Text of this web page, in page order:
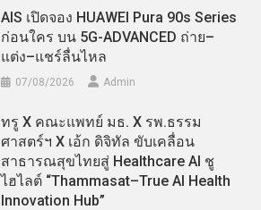
AIS เปิดจอง HUAWEI Pura 90s Series
ก่อนใคร บน 5G-ADVANCED ถ่าย–
แต่ง–แชร์ลื่นไหล
07/08/2026 Admin
ทรู X คณะแพทย์ มธ. X รพ.ธรรม
ศาสตร์ฯ X เอ้ก ดิจิทัล ขับเคลื่อน
สาธารณสุขไทยสู่ Healthcare AI ชู
ไฮไลต์ “Thammasat–True AI Health
Innovation Hub”